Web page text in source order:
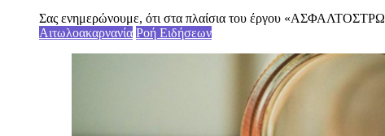
Σας ενημερώνουμε, ότι στα πλαίσια του έργου
Αιτωλοακαρνανία Ροή Ειδήσεων